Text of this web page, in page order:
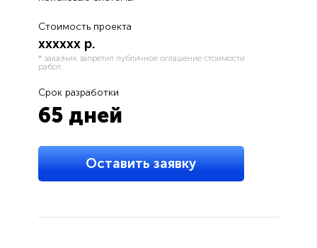
Стоимость проекта
хххххх р.
* заказчик запретил публичное оглашение стоимости
работ.
Срок разработки
65 дней
Оставить заявку